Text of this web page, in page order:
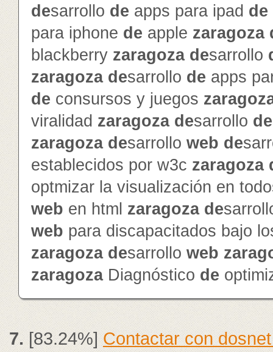
desarrollo de apps para ipad de
para iphone de apple zaragoza
blackberry zaragoza desarrollo
zaragoza desarrollo de apps
de consursos y juegos
viralidad zaragoza desarrollo de
zaragoza desarrollo web de
establecidos por w3c zaragoza
optmizar la visualización en
web en html zaragoza de
web para discapacitados bajo
zaragoza desarrollo web
zaragozaDiagnóstico de
7. [83.24%]Contactar con